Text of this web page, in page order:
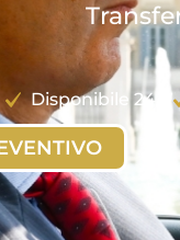
Disponibile 24/7